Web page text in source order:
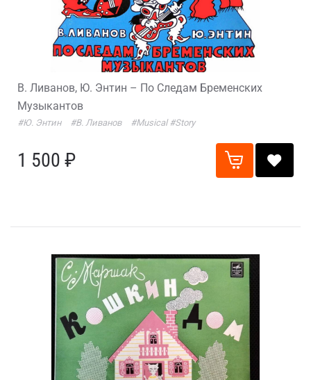
В. Ливанов, Ю. Энтин – По Следам Бременских
Музыкантов
#Ю. Энтин #В. Ливанов #Musical #Story
1 500 ₽